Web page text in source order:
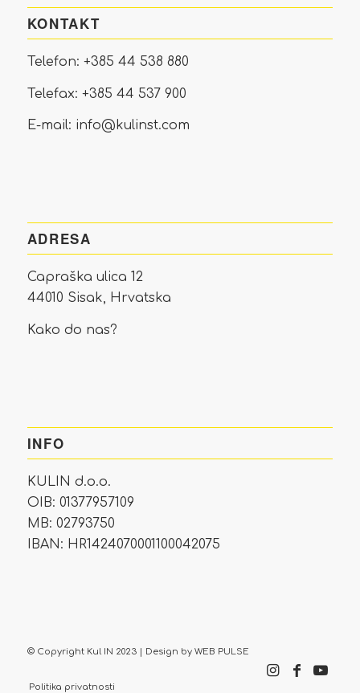
KONTAKT
Telefon: +385 44 538 880
Telefax: +385 44 537 900
E-mail: info@kulinst.com
ADRESA
Capraška ulica 12
44010 Sisak, Hrvatska
Kako do nas?
INFO
KULIN d.o.o.
OIB: 01377957109
MB: 02793750
IBAN: HR1424070001100042075
© Copyright Kul IN 2023 | Design by WEB PULSE
Politika privatnosti